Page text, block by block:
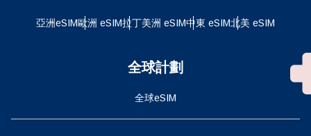
亞洲eSIM歐洲 eSIM拉丁美洲 eSIM中東 eSIM北美 eSIM
全球計劃
全球eSIM